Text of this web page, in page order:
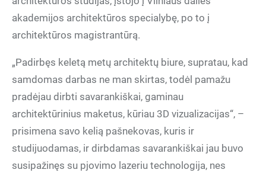
akademijos architektūros specialybę, po to į
architektūros magistrantūrą.
„Padirbęs keletą metų architektų biure, supratau, kad
samdomas darbas ne man skirtas, todėl pamažu
pradėjau dirbti savarankiškai, gaminau
architektūrinius maketus, kūriau 3D vizualizacijas“, –
prisimena savo kelią pašnekovas, kuris ir
studijuodamas, ir dirbdamas savarankiškai jau buvo
susipažinęs su pjovimo lazeriu technologija, nes